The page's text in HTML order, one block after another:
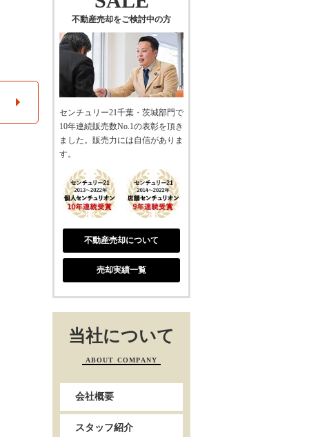
不動産売却をご検討中の方
センチュリー21千葉・茨城部門で
10年連続販売数No.1の表彰を頂き
ました。販売力には自信がありま
す。
不動産売却について
売却実績一覧
当社について
ABOUT COMPANY
会社概要
スタッフ紹介